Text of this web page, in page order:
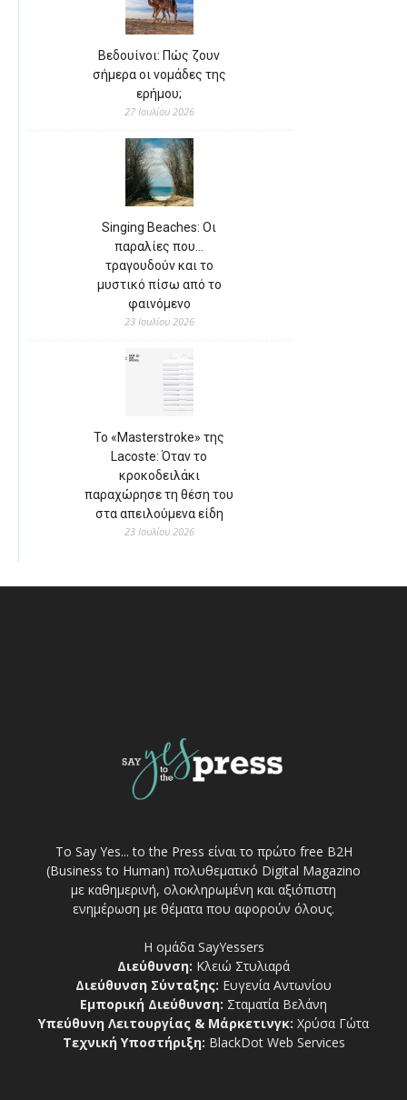
Βεδουίνοι: Πώς ζουν
σήμερα οι νομάδες της
ερήμου;
27 Ιουλίου 2026
Singing Beaches: Οι
παραλίες που…
τραγουδούν και το
μυστικό πίσω από το
φαινόμενο
23 Ιουλίου 2026
Το «Masterstroke» της
Lacoste: Όταν το
κροκοδειλάκι
παραχώρησε τη θέση του
στα απειλούμενα είδη
23 Ιουλίου 2026
Το Say Yes... to the Press είναι το πρώτο free Β2Η
(Business to Human) πολυθεματικό Digital Magazino
με καθημερινή, ολοκληρωμένη και αξιόπιστη
ενημέρωση με θέματα που αφορούν όλους.
Η ομάδα SayYessers
Διεύθυνση: Κλειώ Στυλιαρά
Διεύθυνση Σύνταξης: Ευγενία Αντωνίου
Εμπορική Διεύθυνση: Σταματία Βελάνη
Υπεύθυνη Λειτουργίας & Μάρκετινγκ: Χρύσα Γώτα
Τεχνική Υποστήριξη: BlackDot Web Services